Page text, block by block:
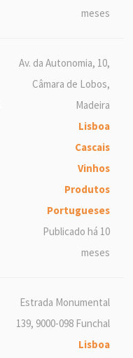
meses
Av. da Autonomia, 10,
Câmara de Lobos,
Madeira
Lisboa
Cascais
Vinhos
Produtos
Portugueses
Publicado há 10
meses
Estrada Monumental
139, 9000-098 Funchal
Lisboa